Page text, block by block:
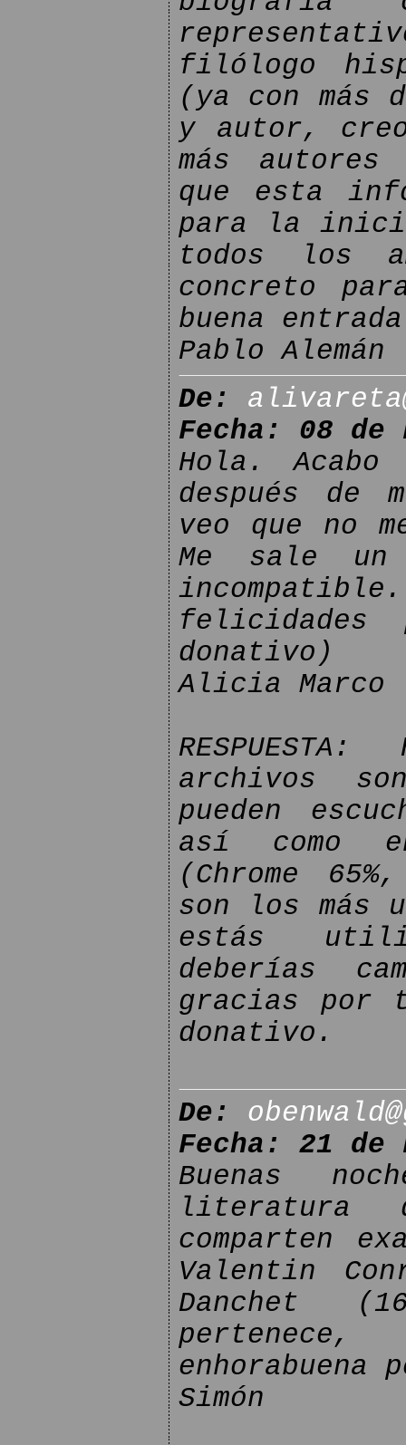
filólogo
(ya con más
y autor, creo
más
que esta
para la
todos los
concreto
buena
Pablo Alemán
De:
Fecha: 08 de
Hola.
después de
veo que no
Me sale un
incompatible.
donativo)
Alicia Marco
archivos
pueden
así como
(Chrome
son los más
estás
deberías
gracias por
donativo.
De:
Fecha: 21 de
Buenas
literatura
comparten
Valentin
Danchet
Simón